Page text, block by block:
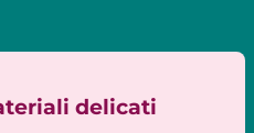
delicati